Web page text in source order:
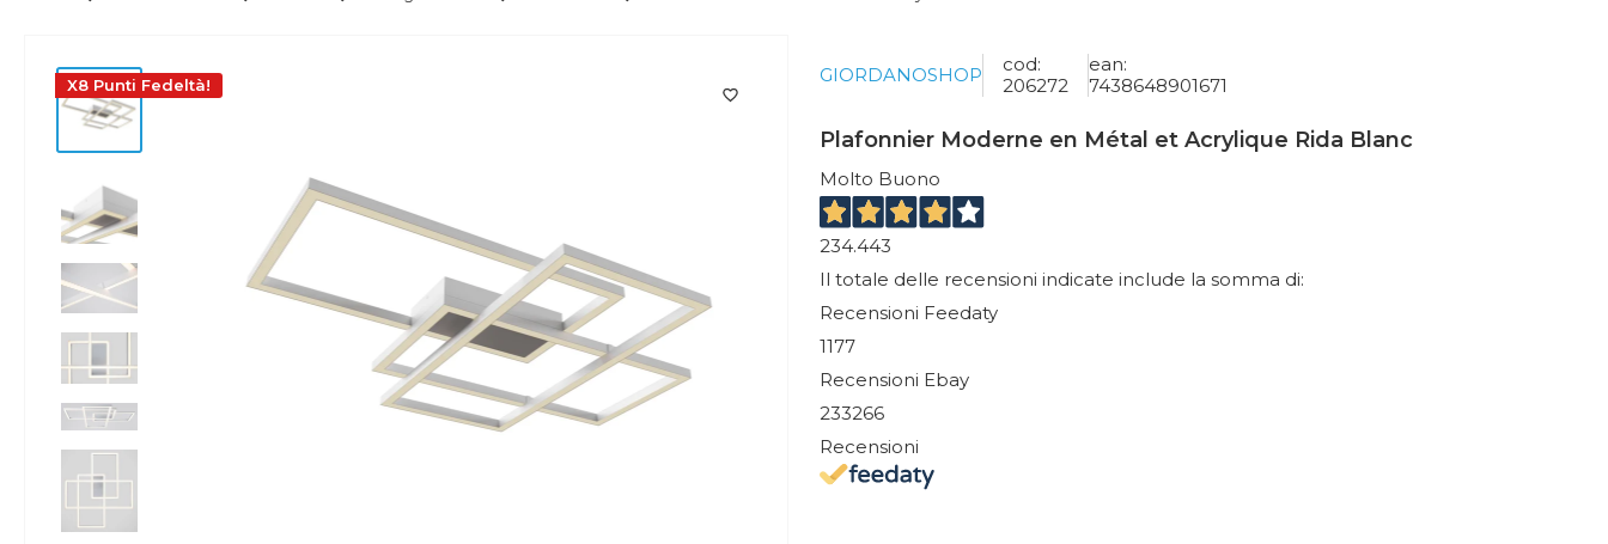
X8 Punti Fedeltà! GIORDANOSHOP
cod:
206272
ean:
7438648901671
Plafonnier Moderne en Métal et Acrylique Rida Blanc
Molto Buono
234.443
Il totale delle recensioni indicate include la somma di:
Recensioni Feedaty
1177
Recensioni Ebay
233266
Recensioni